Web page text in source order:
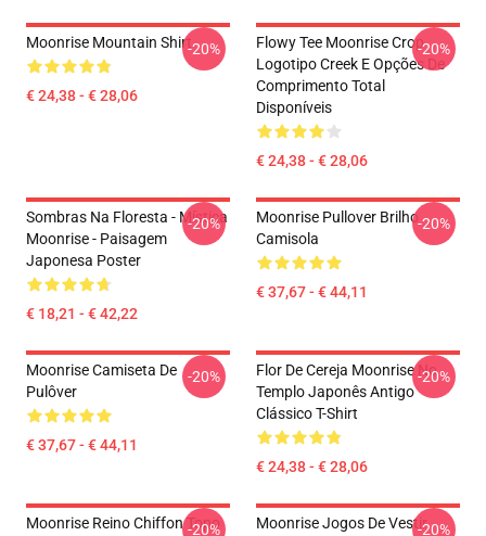
Moonrise Mountain Shirt
€ 24,38 - € 28,06
-20%
Flowy Tee Moonrise Crop
Logotipo Creek E Opções De
Comprimento Total
Disponíveis
€ 24,38 - € 28,06
-20%
Sombras Na Floresta - Mística
Moonrise - Paisagem
Japonesa Poster
€ 18,21 - € 42,22
-20%
Moonrise Pullover Brilho
Camisola
€ 37,67 - € 44,11
-20%
Moonrise Camiseta De
Pulôver
€ 37,67 - € 44,11
-20%
Flor De Cereja Moonrise No
Templo Japonês Antigo
Clássico T-Shirt
€ 24,38 - € 28,06
-20%
Moonrise Reino Chiffon Topo
-20% Moonrise Jogos De Vestir-20%